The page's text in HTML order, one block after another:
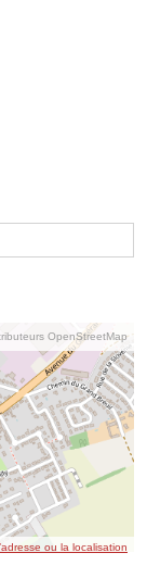
OpenStreetMap
ou la localisation